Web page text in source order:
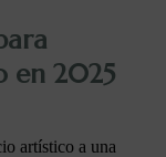
en 2025
artístico a una